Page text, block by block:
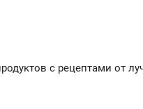
с рецептами от